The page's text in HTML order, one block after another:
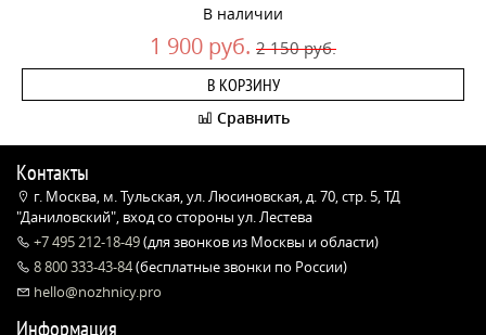
В наличии
1 900 руб. 2 150 руб.
В КОРЗИНУ
Сравнить
Контакты
г. Москва, м. Тульская, ул. Люсиновская, д. 70, стр. 5, ТД
"Даниловский", вход со стороны ул. Лестева
+7 495 212-18-49(для звонков из Москвы и области)
8 800 333-43-84(бесплатные звонки по России)
hello@nozhnicy.pro
Информация